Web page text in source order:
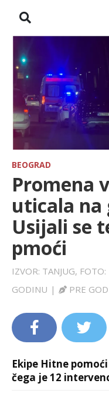
VESTI
ZADRUGA
SHOWBIZ
HRONIKA
FARMERI
TV
SPORT
BEOGRAD
Promena
uticala na
Usijali se
pmoći
IZVOR: TANJUG, FOTO:
GODINU | PRE
Ekipe Hitne
čega je 12